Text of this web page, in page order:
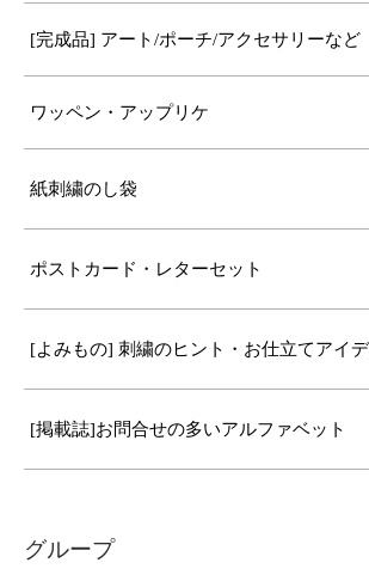
[完成品] アート/ポーチ/アクセサリーなど
ワッペン・アップリケ
紙刺繍のし袋
ポストカード・レターセット
[よみもの] 刺繍のヒント・お仕立てアイ
[掲載誌]お問合せの多いアルファベット
グループ